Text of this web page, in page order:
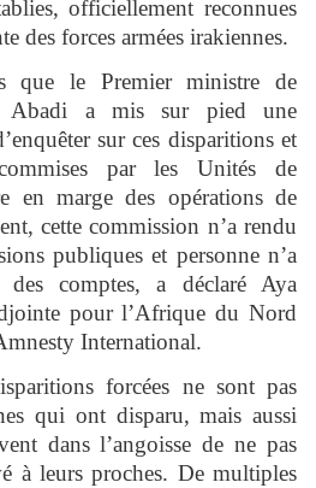
officiellement reconnues
des forces armées irakiennes.
que le Premier ministre de
Abadi a mis sur pied une
sur ces disparitions et
par les Unités de
en marge des opérations de
cette commission n’a rendu
publiques et personne n’a
comptes, a déclaré Aya
pour l’Afrique du Nord
International.
forcées ne sont pas
qui ont disparu, mais aussi
dans l’angoisse de ne pas
à leurs proches. De multiples